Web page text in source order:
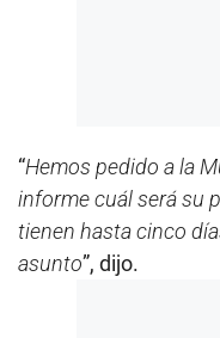
“Hemos pedido a la
informe cuál será su
tienen hasta cinco
asunto”, dijo.